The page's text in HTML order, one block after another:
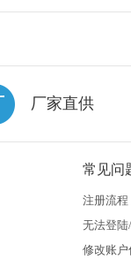
厂家直供
常见问
注册流程
无法登
修改账户